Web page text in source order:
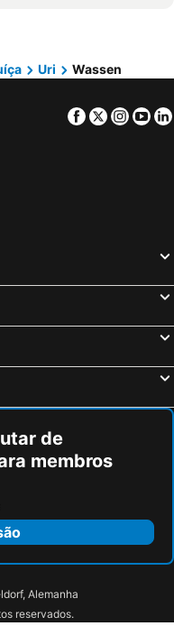
Piemonte Hotéis
Lombardia Hotéis
Valais Hotéis
Uri Wassen
Facebook
Twitter
de
membros
Alemanha
reservados.